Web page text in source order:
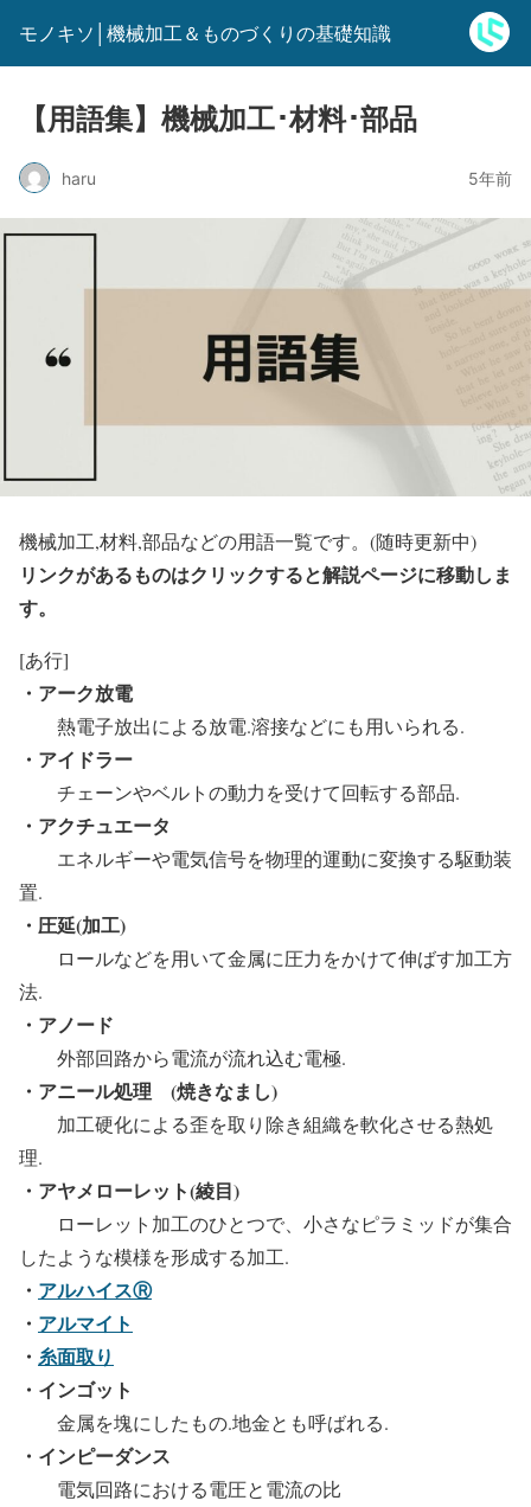
モノキソ│機械加工＆ものづくりの基礎知識
【用語集】機械加工･材料･部品
haru 5年前
機械加工,材料,部品などの用語一覧です。(随時更新中)
リンクがあるものはクリックすると解説ページに移動しま
す。
[あ行]
・アーク放電
熱電子放出による放電.溶接などにも用いられる.
・アイドラー
チェーンやベルトの動力を受けて回転する部品.
・アクチュエータ
エネルギーや電気信号を物理的運動に変換する駆動装
置.
・圧延(加工)
ロールなどを用いて金属に圧力をかけて伸ばす加工方
法.
・アノード
外部回路から電流が流れ込む電極.
・アニール処理 (焼きなまし)
加工硬化による歪を取り除き組織を軟化させる熱処
理.
・アヤメローレット(綾目)
ローレット加工のひとつで、小さなピラミッドが集合
したような模様を形成する加工.
・ アルハイスⓇ
・ アルマイト
・ 糸面取り
・インゴット
金属を塊にしたもの.地金とも呼ばれる.
・インピーダンス
電気回路における電圧と電流の比